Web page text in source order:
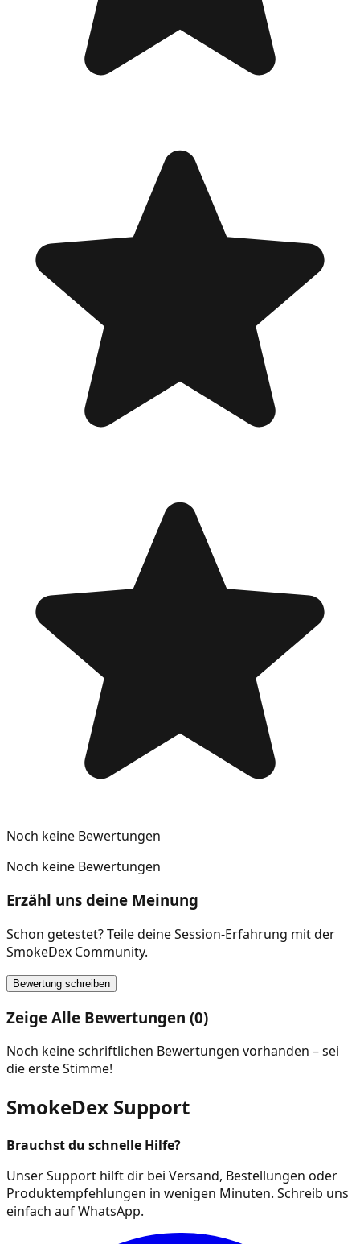
Noch keine Bewertungen
Noch keine Bewertungen
Erzähl uns deine Meinung
Schon getestet? Teile deine Session-Erfahrung mit der
SmokeDex Community.
Bewertung schreiben
Zeige Alle Bewertungen (0)
Noch keine schriftlichen Bewertungen vorhanden – sei
die erste Stimme!
SmokeDex Support
Brauchst du schnelle Hilfe?
Unser Support hilft dir bei Versand, Bestellungen oder
Produktempfehlungen in wenigen Minuten. Schreib uns
einfach auf WhatsApp.